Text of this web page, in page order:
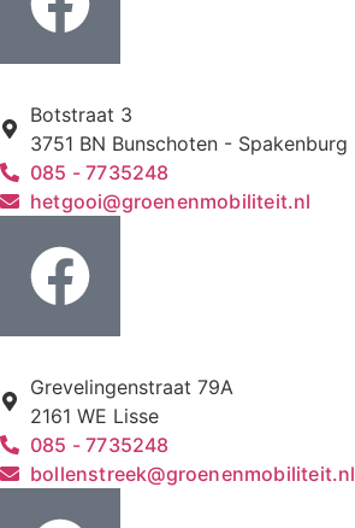
Botstraat 3
3751 BN Bunschoten - Spakenburg
085 - 7735248
hetgooi@groenenmobiliteit.nl
Grevelingenstraat 79A
2161 WE Lisse
085 - 7735248
bollenstreek@groenenmobiliteit.nl